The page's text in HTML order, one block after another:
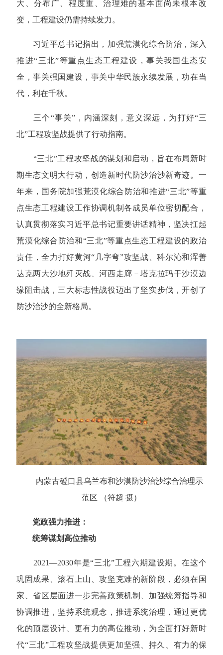
大、分布广、程度重、治理难的基本面尚未根本改
变，工程建设仍需持续发力。
习近平总书记指出，加强荒漠化综合防治，深入
推进“三北”等重点生态工程建设，事关我国生态安
全，事关强国建设，事关中华民族永续发展，功在当
代，利在千秋。
三个“事关”，内涵深刻，意义深远，为打好“三
北”工程攻坚战提供了行动指南。
“三北”工程攻坚战的谋划和启动，旨在布局新时
期生态文明大行动，创造新时代防沙治沙新奇迹。一
年来，国务院加强荒漠化综合防治和推进“三北”等重
点生态工程建设工作协调机制各成员单位密切配合，
认真贯彻落实习近平总书记重要讲话精神，坚决扛起
荒漠化综合防治和“三北”等重点生态工程建设的政治
责任，全力打好黄河“几字弯”攻坚战、科尔沁和浑善
达克两大沙地歼灭战、河西走廊－塔克拉玛干沙漠边
缘阻击战，三大标志性战役迈出了坚实步伐，开创了
防沙治沙的全新格局。
内蒙古磴口县乌兰布和沙漠防沙治沙综合治理示
范区 （符超 摄）
党政强力推进：
统筹谋划高位推动
2021—2030年是“三北”工程六期建设期。在这个
巩固成果、滚石上山、攻坚克难的新阶段，必须在国
家、省区层面进一步完善政策机制、加强统筹指导和
协调推进，坚持系统观念，推进系统治理，通过更优
化的顶层设计、更有力的高位推动，为全面打好新时
代“三北”工程攻坚战提供更加坚强、持久、有力的保